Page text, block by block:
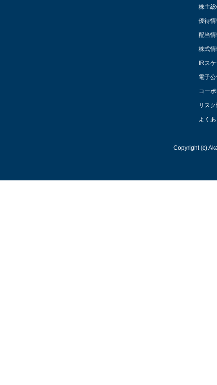
株主総
優待情
配当情
株式情
IRス
電子
コー
リス
よく
Copyright (c)